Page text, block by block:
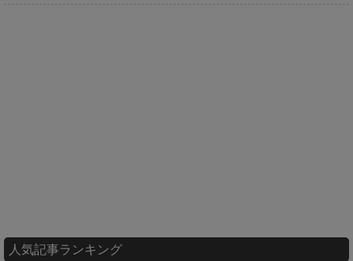
人気記事ランキング